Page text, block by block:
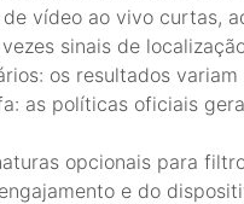
vídeo ao vivo curtas,
sinais de
os resultados
as políticas oficiais
opcionais para
e do